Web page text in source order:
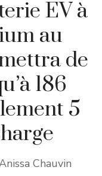
EV à
au
de
186
5
Chauvin